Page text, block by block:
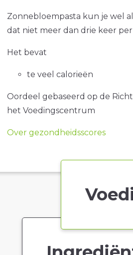
Zonnebloempasta kun je wel
dat niet meer dan drie keer
Het bevat
te veel calorieën
Oordeel gebaseerd op de
het Voedingscentrum
Over gezondheidsscores